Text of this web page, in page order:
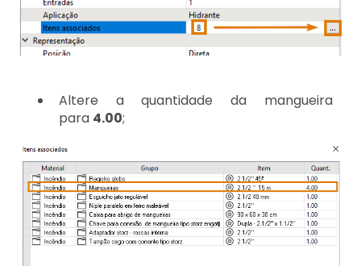
Altere a quantidade da mangueira
para 4.00;